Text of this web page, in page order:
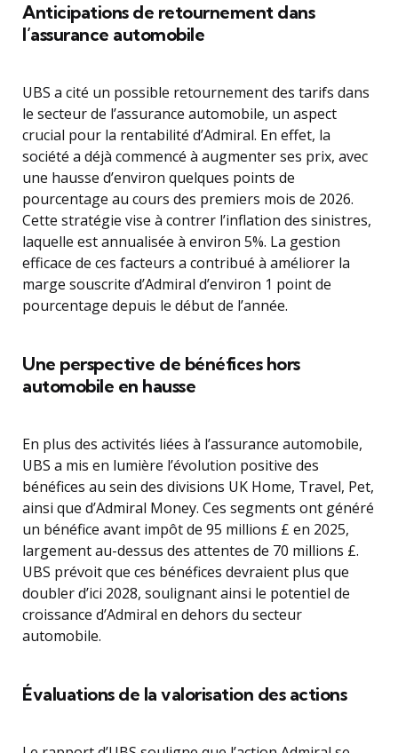
Anticipations de retournement dans
l’assurance automobile
UBS a cité un possible retournement des tarifs dans
le secteur de l’assurance automobile, un aspect
crucial pour la rentabilité d’Admiral. En effet, la
société a déjà commencé à augmenter ses prix, avec
une hausse d’environ quelques points de
pourcentage au cours des premiers mois de 2026.
Cette stratégie vise à contrer l’inflation des sinistres,
laquelle est annualisée à environ 5%. La gestion
efficace de ces facteurs a contribué à améliorer la
marge souscrite d’Admiral d’environ 1 point de
pourcentage depuis le début de l’année.
Une perspective de bénéfices hors
automobile en hausse
En plus des activités liées à l’assurance automobile,
UBS a mis en lumière l’évolution positive des
bénéfices au sein des divisions UK Home, Travel, Pet,
ainsi que d’Admiral Money. Ces segments ont généré
un bénéfice avant impôt de 95 millions £ en 2025,
largement au-dessus des attentes de 70 millions £.
UBS prévoit que ces bénéfices devraient plus que
doubler d’ici 2028, soulignant ainsi le potentiel de
croissance d’Admiral en dehors du secteur
automobile.
Évaluations de la valorisation des actions